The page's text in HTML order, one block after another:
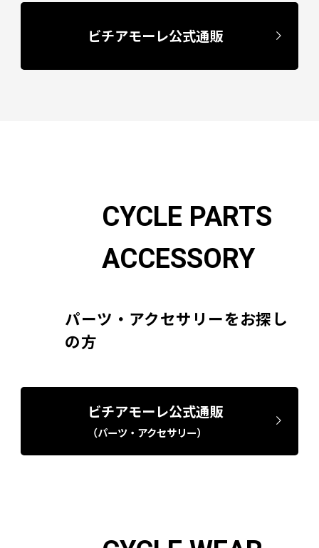
ビチアモーレ公式通販
CYCLE PARTS
ACCESSORY
パーツ・アクセサリーをお探し
の方
ビチアモーレ公式通販
（パーツ・アクセサリー）